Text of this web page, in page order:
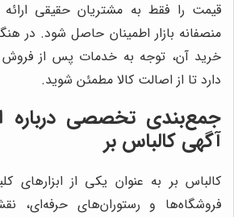
قیمت را فقط به مشتریان حقیقی
منصفانه بازار اطمینان حاصل شود. در
خرید آن، توجه به خدمات پس از فروش
دارد تا از اصالت کالا مطمئن شوید.
جمع‌بندی تخصصی درباره
آگهی کالباس بر
کالباس بر به عنوان یکی از ابزارهای
فروشگاه‌ها و رستوران‌های حرفه‌ای،